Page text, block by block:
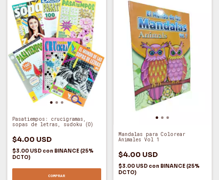
Pasatiempos: crucigramas,
sopas de letras, sudoku (O)
$4.00 USD
$3.00 USD con BINANCE (25%
DCTO)
COMPRAR
Mandalas para Colorear
Animales Vol 1
$4.00 USD
$3.00 USD con BINANCE (25%
DCTO)